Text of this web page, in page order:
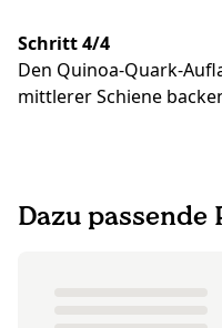
Schritt 4/4
Den Quinoa-Quark-
mittlerer Schiene
Dazu passende